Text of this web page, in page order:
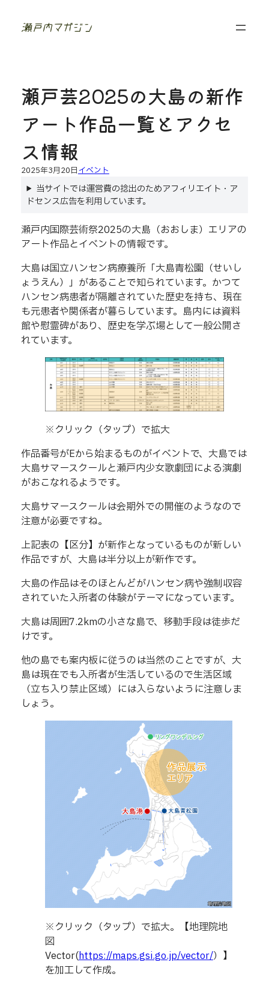
川
夫
婦
フ
ォ
ジ
ャ
ー
ル
瀬戸芸2025の大島の新作
アート作品一覧とアクセ
ス情報
2025年3月20日 イベント
当サイトでは運営費の捻出のためアフィリエイト・ア
ドセンス広告を利用しています。
瀬戸内国際芸術祭2025の大島（おおしま）エリアの
アート作品とイベントの情報です。
大島は国立ハンセン病療養所「大島青松園（せいし
ょうえん）」があることで知られています。かつて
ハンセン病患者が隔離されていた歴史を持ち、現在
も元患者や関係者が暮らしています。島内には資料
館や慰霊碑があり、歴史を学ぶ場として一般公開さ
れています。
※クリック（タップ）で拡大
作品番号がEから始まるものがイベントで、大島では
大島サマースクールと瀬戸内少女歌劇団による演劇
がおこなれるようです。
大島サマースクールは会期外での開催のようなので
注意が必要ですね。
上記表の【区分】が新作となっているものが新しい
作品ですが、大島は半分以上が新作です。
大島の作品はそのほとんどがハンセン病や強制収容
されていた入所者の体験がテーマになっています。
大島は周囲7.2kmの小さな島で、移動手段は徒歩だ
けです。
他の島でも案内板に従うのは当然のことですが、大
島は現在でも入所者が生活しているので生活区域
（立ち入り禁止区域）には入らないように注意しま
しょう。
※クリック（タップ）で拡大。【地理院地
図
Vector(https://maps.gsi.go.jp/vector/）】
を加工して作成。